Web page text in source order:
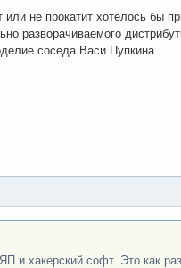
или не прокатит хотелось бы
разворачиваемого
соседа Васи Пупкина.
и хакерский софт. Это как